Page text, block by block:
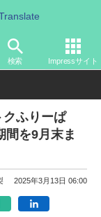
検索 Impressサイト
NEXCO
ふりーぱ
間を9月末ま
2025年3月13日 06:00